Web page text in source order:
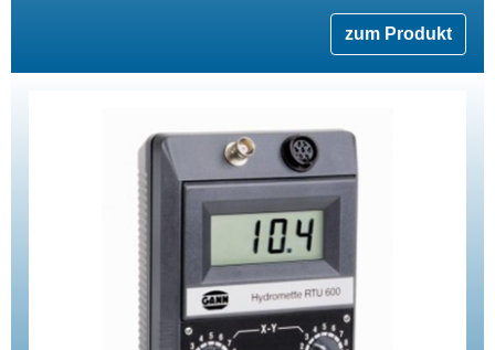
zum Produkt